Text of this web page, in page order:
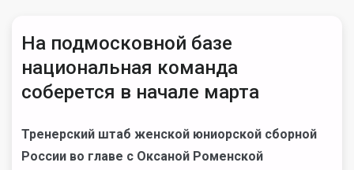
На подмосковной базе
национальная команда
соберется в начале марта
Тренерский штаб женской юниорской сборной
России во главе с Оксаной Роменской